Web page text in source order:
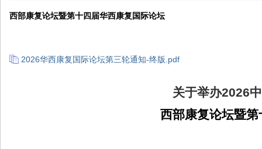
西部康复论坛暨第十四届华西康复国际论坛
2026华西康复国际论坛第三轮通知-终版.pdf
关于举办2026
西部康复论坛暨